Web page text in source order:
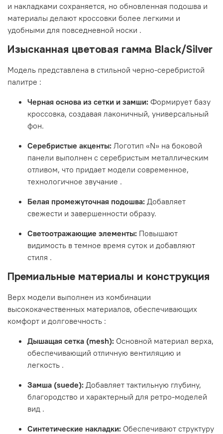
и накладками сохраняется, но обновленная подошва и
материалы делают кроссовки более легкими и
удобными для повседневной носки .
Изысканная цветовая гамма Black/Silver
Модель представлена в стильной черно-серебристой
палитре :
Черная основа из сетки и замши: Формирует базу
кроссовка, создавая лаконичный, универсальный
фон.
Серебристые акценты: Логотип «N» на боковой
панели выполнен с серебристым металлическим
отливом, что придает модели современное,
технологичное звучание .
Белая промежуточная подошва: Добавляет
свежести и завершенности образу.
Светоотражающие элементы: Повышают
видимость в темное время суток и добавляют
стиля .
Премиальные материалы и конструкция
Верх модели выполнен из комбинации
высококачественных материалов, обеспечивающих
комфорт и долговечность :
Дышащая сетка (mesh): Основной материал верха,
обеспечивающий отличную вентиляцию и
легкость .
Замша (suede): Добавляет тактильную глубину,
благородство и характерный для ретро-моделей
вид .
Синтетические накладки: Обеспечивают структуру